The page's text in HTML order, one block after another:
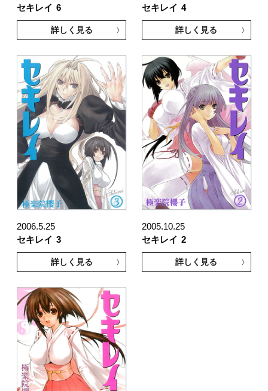
セキレイ 6
詳しく見る
セキレイ 4
詳しく見る
2006.5.25
セキレイ 3
詳しく見る
2005.10.25
セキレイ 2
詳しく見る